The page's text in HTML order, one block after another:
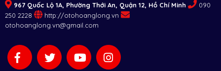
967 Quốc Lộ 1A, Phường Thới An, Quận 12, Hồ Chí Minh
090
250 2228
http://otohoanglong.vn
otohoanglong.vn@gmail.com